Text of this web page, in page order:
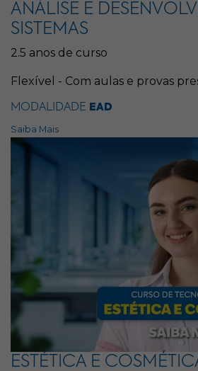
ANÁLISE E
SISTEMAS
2.5 anos de curso
Flexível - Com aulas e provas
MODALIDADE EAD
Saiba Mais
ESTÉTICA E